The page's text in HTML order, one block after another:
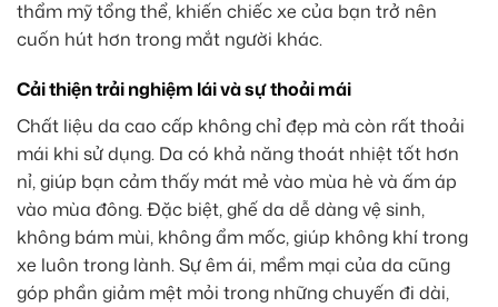
thẩm mỹ tổng thể, khiến chiếc xe của bạn trở nên
cuốn hút hơn trong mắt người khác.
Cải thiện trải nghiệm lái và sự thoải mái
Chất liệu da cao cấp không chỉ đẹp mà còn rất thoải
mái khi sử dụng. Da có khả năng thoát nhiệt tốt hơn
nỉ, giúp bạn cảm thấy mát mẻ vào mùa hè và ấm áp
vào mùa đông. Đặc biệt, ghế da dễ dàng vệ sinh,
không bám mùi, không ẩm mốc, giúp không khí trong
xe luôn trong lành. Sự êm ái, mềm mại của da cũng
góp phần giảm mệt mỏi trong những chuyến đi dài,